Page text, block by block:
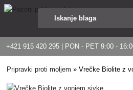
+421 915 420 295 | PON - PET 9:00 -
Pripravki proti moljem »Vrečke Biolite z